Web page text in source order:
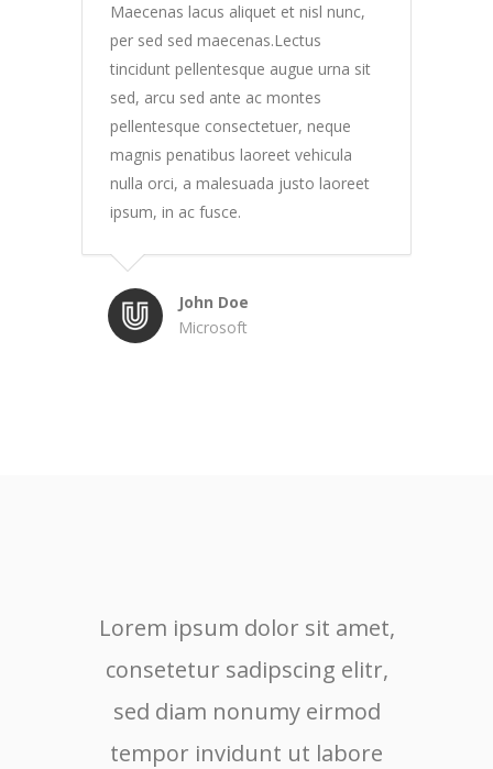
Maecenas lacus aliquet et nisl nunc,
per sed sed maecenas.Lectus
tincidunt pellentesque augue urna sit
sed, arcu sed ante ac montes
pellentesque consectetuer, neque
magnis penatibus laoreet vehicula
nulla orci, a malesuada justo laoreet
ipsum, in ac fusce.
John Doe
Microsoft
Lorem ipsum dolor sit amet,
consetetur sadipscing elitr,
sed diam nonumy eirmod
tempor invidunt ut labore